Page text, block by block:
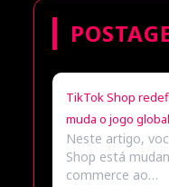
TikTok Shop
muda o jogo
Neste artigo,
Shop está
commerce ao…